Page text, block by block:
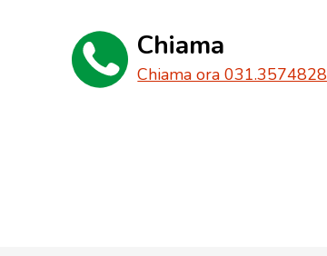
Chiama
Chiama ora 031.3574828